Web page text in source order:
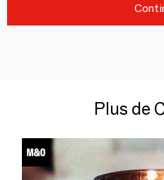
Plus de